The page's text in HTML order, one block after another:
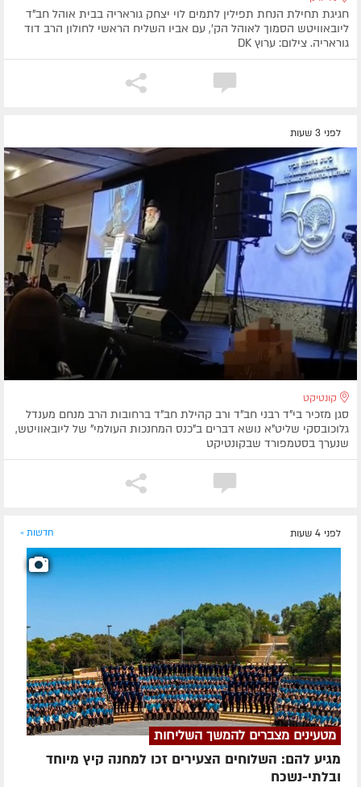
חגיגת תחילת הנחת תפילין לתמים לוי יצחק גוראריה בבית אוהל חב"ד
ליובאוויטש הסמוך לאוהל הק', עם אביו השליח הראשי לחולון הרב דוד
גוראריה. צילום: ערוץ DK
לפני 3 שעות
קונטיקט
סגן מזכיר בי"ד רבני חב"ד ורב קהילת חב"ד ברחובות הרב מנחם מענדל
גלוכובסקי שליט"א נושא דברים ב"כנס המחנכות העולמי" של ליובאוויטש,
שנערך בסטמפורד שבקונטיקט
לפני 4 שעות חדשות »
מטעינים מצברים להמשך השליחות
מגיע להם: השלוחים הצעירים זכו למחנה קיץ מיוחד
ובלתי-נשכח